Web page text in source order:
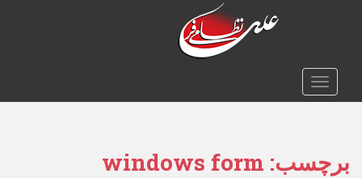
o
TOGGLE NAVIGATION
برچسب: windows form